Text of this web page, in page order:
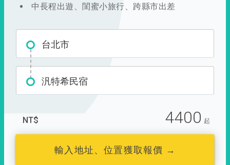
中長程出遊、閨蜜小旅行、跨縣市出差
台北市
汎特希民宿
NT$ 4400 起
輸入地址、位置獲取報價 →